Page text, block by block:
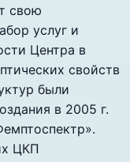
свою
услуг и
Центра в
свойств
были
в 2005 г.
ЦКП